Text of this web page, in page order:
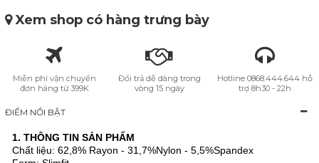
Xem shop có hàng trưng bày
Miễn phí vận chuyển
đơn hàng từ 399K
Đổi trả dễ dàng trong
vòng 15 ngày
Hotline 0868.444.644 hỗ
trợ 8h30 - 22h
ĐIỂM NỔI BẬT
1. THÔNG TIN SẢN PHẨM
Chất liệu: 62,8% Rayon - 31,7%Nylon - 5,5%Spandex